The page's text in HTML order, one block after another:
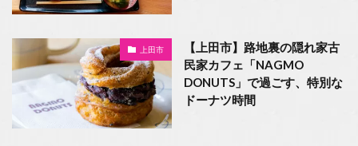
上田市
【上田市】路地裏の隠れ家古
民家カフェ「NAGMO
DONUTS」で過ごす、特別な
ドーナツ時間